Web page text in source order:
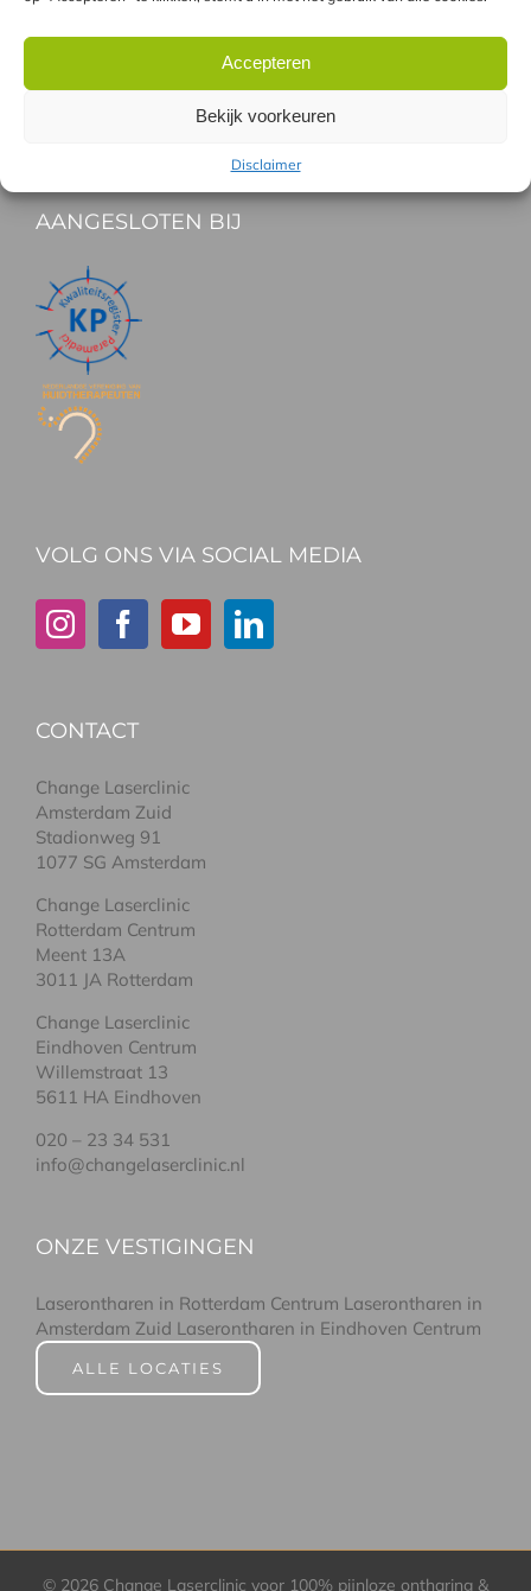
Accepteren
Bekijk voorkeuren
Disclaimer
HANDIG
Gratis proefbehandeling
Vergoeding Zorgverzekeraars
AANGESLOTEN BIJ
VOLG ONS VIA SOCIAL MEDIA
CONTACT
Change Laserclinic
Amsterdam Zuid
Stadionweg 91
1077 SG Amsterdam
Change Laserclinic
Rotterdam Centrum
Meent 13A
3011 JA Rotterdam
Change Laserclinic
Eindhoven Centrum
Willemstraat 13
5611 HA Eindhoven
020 – 23 34 531
info@changelaserclinic.nl
ONZE VESTIGINGEN
Laserontharen in Rotterdam Centrum Laserontharen in
Amsterdam Zuid Laserontharen in Eindhoven Centrum
ALLE LOCATIES
© 2026 Change Laserclinic voor 100% pijnloze ontharing &